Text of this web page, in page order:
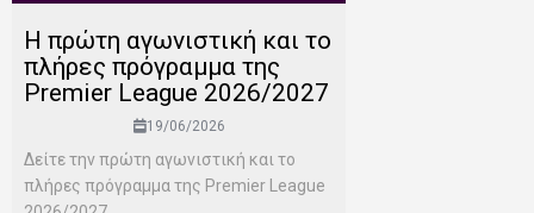
H πρώτη αγωνιστική και το
πλήρες πρόγραμμα της
Premier League 2026/2027
19/06/2026
Δείτε την πρώτη αγωνιστική και το
πλήρες πρόγραμμα της Premier League